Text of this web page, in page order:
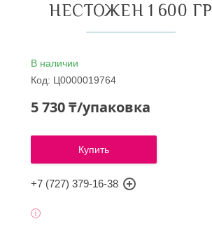
НЕСТОЖЕН 1 600 ГР
В наличии
Код: Ц0000019764
5 730 ₸/упаковка
Купить
+7 (727) 379-16-38